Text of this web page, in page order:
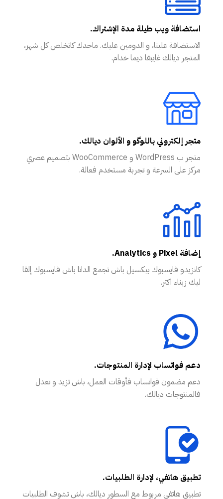
استضافة ويب طيلة مدة الإشتراك.
الاستضافة علينا، و الدومين عليك. ماحدك كاتخلص كل شهر،
المتجر ديالك غايبقا ديما خدام.
متجر إلكتروني باللوگو و الألوان ديالك.
متجر ب WordPress و WooCommerce بتصميم عصري
مركز على السرعة و تجربة مستخدم فعالة.
إضافة Pixel و Analytics.
كانزيدو فايسبوك بيكسيل باش تجمع الداتا باش فايسبوك إلقا
ليك زبناء اكثر.
دعم فواتساب لإدارة المنتوجات.
دعم مضمون فواتساب فأوقات العمل، باش تزيد و تعدل
فالمنتوجات ديالك.
تطبيق هاتفي، لإدارة الطلبيات.
تطبيق هاتفي مربوط مع السطور ديالك، باش تشوف الطلبيات